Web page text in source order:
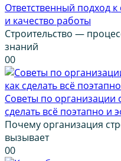
Ответственный подход к
и качество работы
Строительство —
знаний
00
Советы по организации
сделать всё поэтапно и
Почему организация
вызывает
00